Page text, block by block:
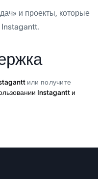
и проекты, которые
Instagantt.
или получите
Instagantt и